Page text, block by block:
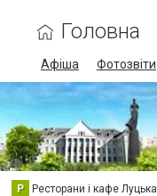
Головна
Афіша Фотозвіти
Р Ресторани і кафе Луцька